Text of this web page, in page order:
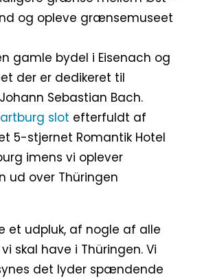
og opleve grænsemuseet
gamle bydel i Eisenach og
der er dedikeret til
Sebastian Bach.
slot efterfuldt af
5-stjernet Romantik Hotel
imens vi oplever
ud over Thüringen
et udpluk, af nogle af alle
skal have i Thüringen. Vi
det lyder spændende